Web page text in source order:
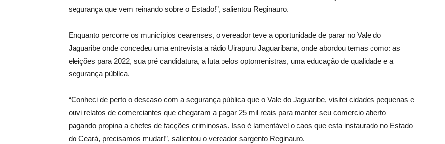
segurança que vem reinando sobre o Estado!”, salientou Reginauro.
Enquanto percorre os municípios cearenses, o vereador teve a oportunidade de parar no Vale do
Jaguaribe onde concedeu uma entrevista a rádio Uirapuru Jaguaribana, onde abordou temas como: as
eleições para 2022, sua pré candidatura, a luta pelos optomenistras, uma educação de qualidade e a
segurança pública.
“Conheci de perto o descaso com a segurança pública que o Vale do Jaguaribe, visitei cidades pequenas e
ouvi relatos de comerciantes que chegaram a pagar 25 mil reais para manter seu comercio aberto
pagando propina a chefes de facções criminosas. Isso é lamentável o caos que esta instaurado no Estado
do Ceará, precisamos mudar!”, salientou o vereador sargento Reginauro.